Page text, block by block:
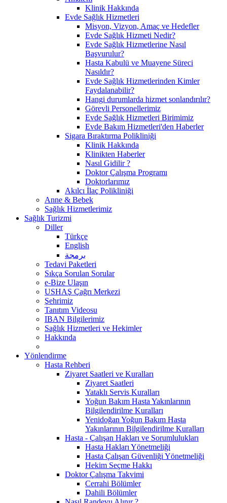
Klinik Hakkında
Evde Sağlık Hizmetleri
Misyon, Vizyon, Amaç ve Hedefler
Evde Sağlık Hizmeti Nedir?
Evde Sağlık Hizmetlerine Nasıl
Başvurulur?
Hasta Kabulü ve Muayene Süreci
Nasıldır?
Evde Sağlık Hizmetlerinden Kimler
Faydalanabilir?
Hangi durumlarda hizmet sonlandırılır?
Görevli Personellerimiz
Evde Sağlık Hizmetleri Birimimiz
Evde Bakım Hizmetleri'den Haberler
Sigara Bıraktırma Polikliniği
Klinik Hakkında
Klinikten Haberler
Nasıl Gidilir ?
Doktor Çalışma Programı
Doktorlarımız
Akılcı İlaç Polikliniği
Anne & Bebek
Sağlık Hizmetlerimiz
Sağlık Turizmi
Diller
Türkçe
English
برمجة
Tedavi Paketleri
Sıkça Sorulan Sorular
e-Bize Ulaşın
USHAŞ Çağrı Merkezi
Şehrimiz
Tanıtım Videosu
IBAN Bilgilerimiz
Sağlık Hizmetleri ve Hekimler
Hakkında
Yönlendirme
Hasta Rehberi
Ziyaret Saatleri ve Kuralları
Ziyaret Saatleri
Yataklı Servis Kuralları
Yoğun Bakım Hasta Yakınlarının
Bilgilendirilme Kuralları
Yenidoğan Yoğun Bakım Hasta
Yakınlarının Bilgilendirilme Kuralları
Hasta - Çalışan Hakları ve Sorumlulukları
Hasta Hakları Yönetmeliği
Hasta Çalışan Güvenliği Yönetmeliği
Hekim Seçme Hakkı
Doktor Çalışma Takvimi
Cerrahi Bölümler
Dahili Bölümler